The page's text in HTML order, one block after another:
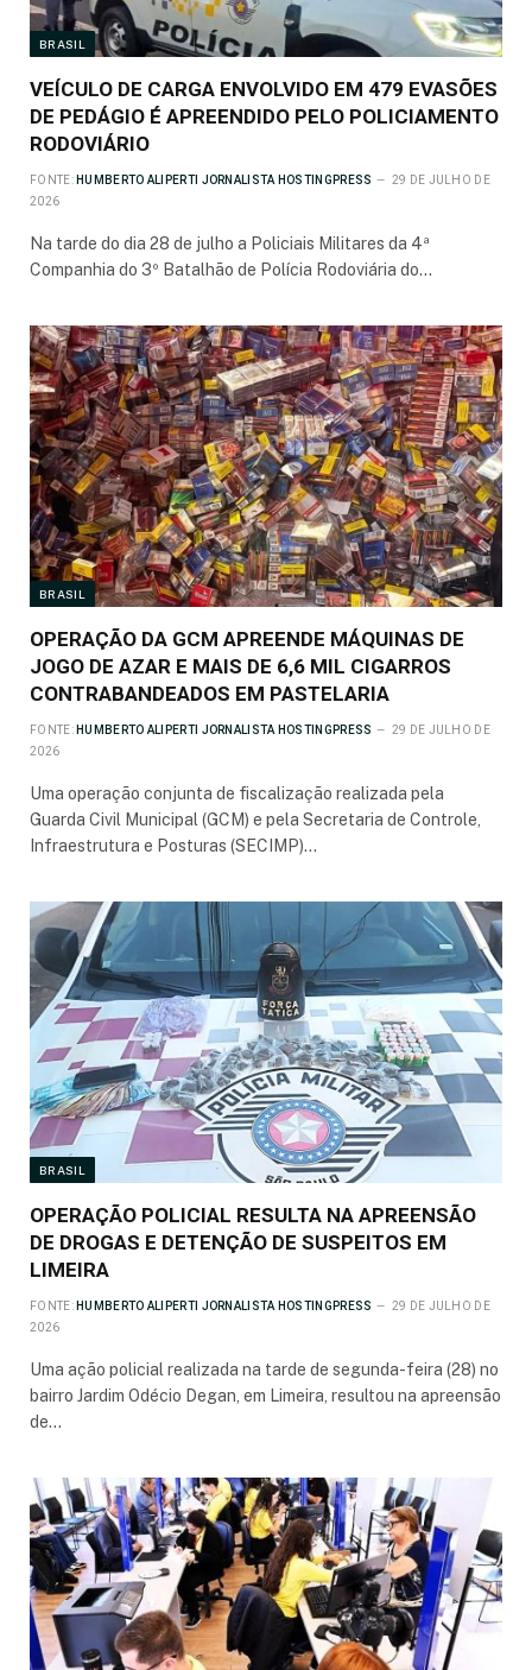
BRASIL
VEÍCULO DE CARGA ENVOLVIDO EM 479 EVASÕES
DE PEDÁGIO É APREENDIDO PELO POLICIAMENTO
RODOVIÁRIO
FONTE: HUMBERTO ALIPERTI JORNALISTA HOSTINGPRESS
29 DE JULHO DE
2026
Na tarde do dia 28 de julho a Policiais Militares da 4ª
Companhia do 3º Batalhão de Polícia Rodoviária do…
BRASIL
OPERAÇÃO DA GCM APREENDE MÁQUINAS DE
JOGO DE AZAR E MAIS DE 6,6 MIL CIGARROS
CONTRABANDEADOS EM PASTELARIA
FONTE: HUMBERTO ALIPERTI JORNALISTA HOSTINGPRESS
29 DE JULHO DE
2026
Uma operação conjunta de fiscalização realizada pela
Guarda Civil Municipal (GCM) e pela Secretaria de Controle,
Infraestrutura e Posturas (SECIMP)…
BRASIL
OPERAÇÃO POLICIAL RESULTA NA APREENSÃO
DE DROGAS E DETENÇÃO DE SUSPEITOS EM
LIMEIRA
FONTE: HUMBERTO ALIPERTI JORNALISTA HOSTINGPRESS
29 DE JULHO DE
2026
Uma ação policial realizada na tarde de segunda-feira (28) no
bairro Jardim Odécio Degan, em Limeira, resultou na apreensão
de…